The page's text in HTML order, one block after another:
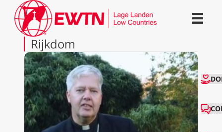
Rijkdom